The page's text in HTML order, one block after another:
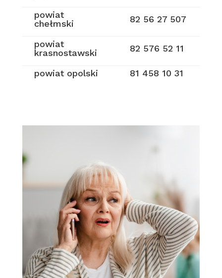
powiat
chełmski
82 56 27 507
powiat
krasnostawski
82 576 52 11
powiat opolski 81 458 10 31